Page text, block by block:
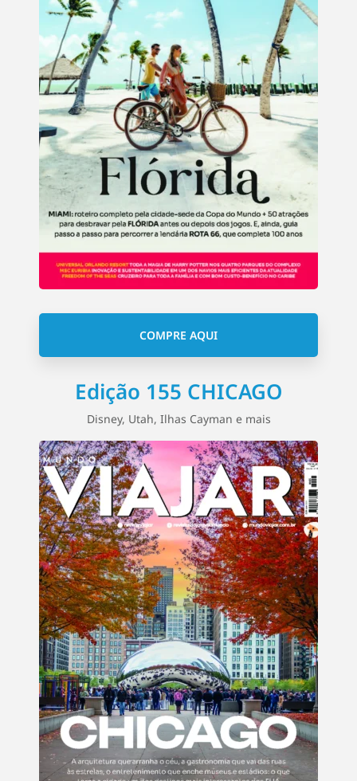
COMPRE AQUI
Edição 155 CHICAGO
Disney, Utah, Ilhas Cayman e mais